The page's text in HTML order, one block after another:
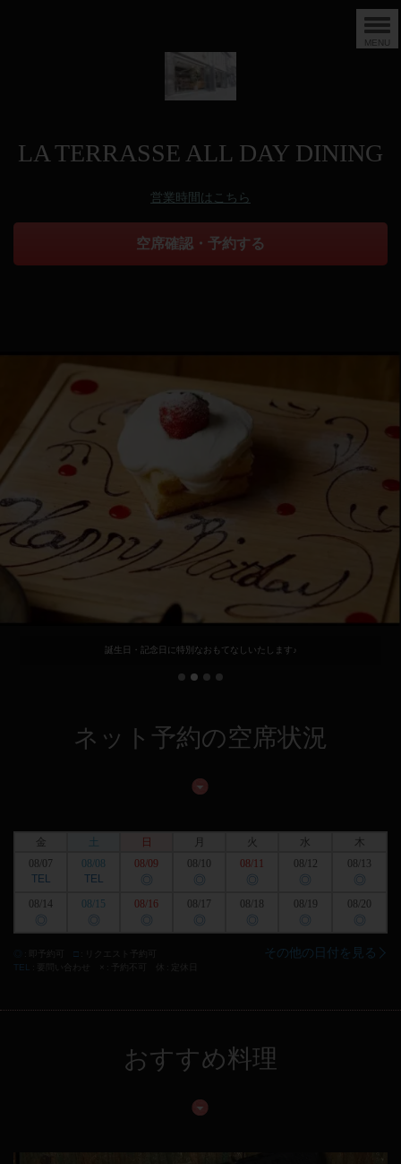
MENU
LA TERRASSE ALL DAY DINING
営業時間はこちら
空席確認・予約する
誕生日・記念日に特別なおもてなしいたします♪
ネット予約の空席状況
金 土 日 火 水
木
08/07
TEL
08/08
TEL
08/09
◎ ◎
08/11
◎
08/12
◎
08/13
◎
08/14
◎
08/15
◎
08/16
◎
08/17
◎ ◎
08/19
◎
08/20
◎
□
TEL
要問い合わせ 休 定休日
その他の日付を見る
おすすめ料理